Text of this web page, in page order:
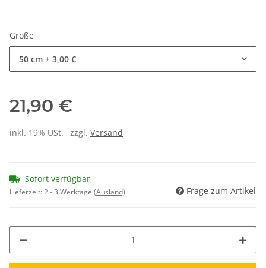
Größe
50 cm + 3,00 €
21,90 €
inkl. 19% USt. , zzgl. Versand
Sofort verfügbar
Lieferzeit:2 - 3 Werktage (Ausland) Frage zum Artikel